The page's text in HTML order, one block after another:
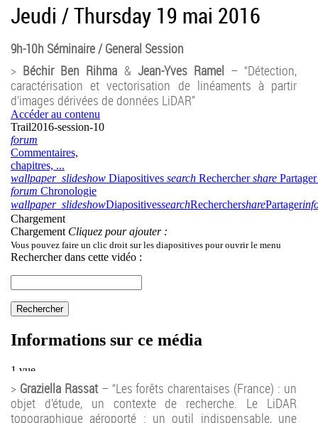
Jeudi / Thursday 19 mai 2016
9h-10h Séminaire / General Session
> Béchir Ben Rihma & Jean-Yves Ramel – “Détection,
caractérisation et vectorisation de linéaments à partir
d’images dérivées de données LiDAR”
> Graziella Rassat– “Les forêts charentaises (France) : un
objet d’étude, un contexte de recherche. Le LiDAR
topographique aéroporté : un outil indispensable, une